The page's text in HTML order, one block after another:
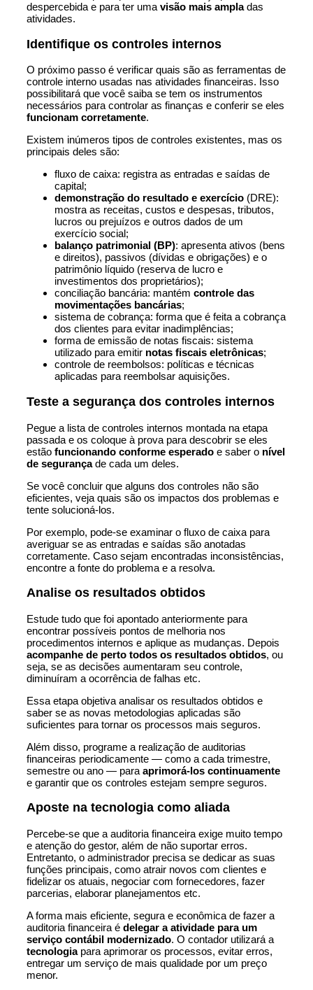
despercebida e para ter uma visão mais ampladas
atividades.
Identifique os controles internos
O próximo passo é verificar quais são as ferramentas de
controle interno usadas nas atividades financeiras. Isso
possibilitará que você saiba se tem os instrumentos
necessários para controlar as finanças e conferir se eles
funcionam corretamente.
Existem inúmeros tipos de controles existentes, mas os
principais deles são:
fluxo de caixa: registra as entradas e saídas de
capital;
demonstração do resultado e exercício (DRE):
mostra as receitas, custos e despesas, tributos,
lucros ou prejuízos e outros dados de um
exercício social;
balanço patrimonial (BP): apresenta ativos (bens
e direitos), passivos (dívidas e obrigações) e o
patrimônio líquido (reserva de lucro e
investimentos dos proprietários);
conciliação bancária: mantém controle das
movimentações bancárias;
sistema de cobrança: forma que é feita a cobrança
dos clientes para evitar inadimplências;
forma de emissão de notas fiscais: sistema
utilizado para emitir notas fiscais eletrônicas;
controle de reembolsos: políticas e técnicas
aplicadas para reembolsar aquisições.
Teste a segurança dos controles internos
Pegue a lista de controles internos montada na etapa
passada e os coloque à prova para descobrir se eles
estão funcionando conforme esperado e saber o nível
de segurançade cada um deles.
Se você concluir que alguns dos controles não são
eficientes, veja quais são os impactos dos problemas e
tente solucioná-los.
Por exemplo, pode-se examinar o fluxo de caixa para
averiguar se as entradas e saídas são anotadas
corretamente. Caso sejam encontradas inconsistências,
encontre a fonte do problema e a resolva.
Analise os resultados obtidos
Estude tudo que foi apontado anteriormente para
encontrar possíveis pontos de melhoria nos
procedimentos internos e aplique as mudanças. Depois
acompanhe de perto todos os resultados obtidos, ou
seja, se as decisões aumentaram seu controle,
diminuíram a ocorrência de falhas etc.
Essa etapa objetiva analisar os resultados obtidos e
saber se as novas metodologias aplicadas são
suficientes para tornar os processos mais seguros.
Além disso, programe a realização de auditorias
financeiras periodicamente — como a cada trimestre,
semestre ou ano — para aprimorá-los continuamente
e garantir que os controles estejam sempre seguros.
Aposte na tecnologia como aliada
Percebe-se que a auditoria financeira exige muito tempo
e atenção do gestor, além de não suportar erros.
Entretanto, o administrador precisa se dedicar as suas
funções principais, como atrair novos com clientes e
fidelizar os atuais, negociar com fornecedores, fazer
parcerias, elaborar planejamentos etc.
A forma mais eficiente, segura e econômica de fazer a
auditoria financeira é delegar a atividade para um
serviço contábil modernizado. O contador utilizará a
tecnologiapara aprimorar os processos, evitar erros,
entregar um serviço de mais qualidade por um preço
menor.